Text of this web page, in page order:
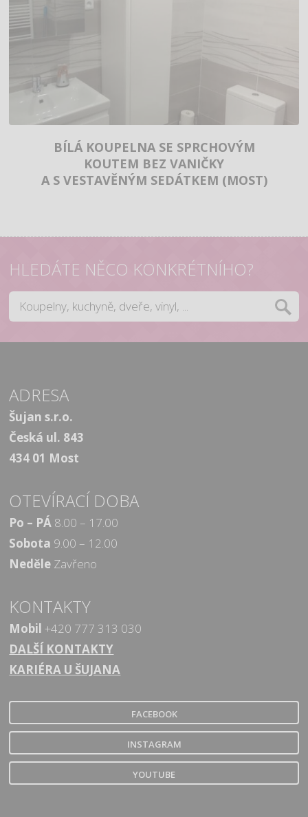
BÍLÁ KOUPELNA SE SPRCHOVÝM
KOUTEM BEZ VANIČKY
A S VESTAVĚNÝM SEDÁTKEM (MOST)
HLEDÁTE NĚCO KONKRÉTNÍHO?
ADRESA
Šujan s.r.o.
Česká ul. 843
434 01 Most
OTEVÍRACÍ DOBA
Po – PÁ 8.00 – 17.00
Sobota 9.00 – 12.00
Neděle Zavřeno
KONTAKTY
Mobil +420 777 313 030
DALŠÍ KONTAKTY
KARIÉRA U ŠUJANA
FACEBOOK
INSTAGRAM
YOUTUBE